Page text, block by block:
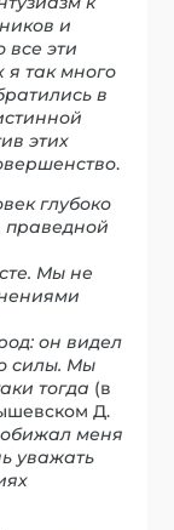
и
все эти
я так много
в
этих
.
глубоко
праведной
Мы не
он видел
силы. Мы
тогда (в
Д.
меня
уважать